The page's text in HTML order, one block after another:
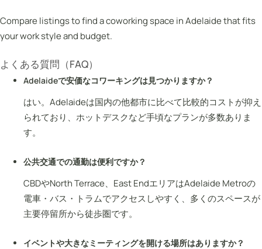
Compare listings to find a coworking space in Adelaide that fits
your work style and budget.
よくある質問（FAQ）
Adelaideで安価なコワーキングは見つかりますか？
はい。Adelaideは国内の他都市に比べて比較的コストが抑え
られており、ホットデスクなど手頃なプランが多数ありま
す。
公共交通での通勤は便利ですか？
CBDやNorth Terrace、East EndエリアはAdelaide Metroの
電車・バス・トラムでアクセスしやすく、多くのスペースが
主要停留所から徒歩圏です。
イベントや大きなミーティングを開ける場所はありますか？